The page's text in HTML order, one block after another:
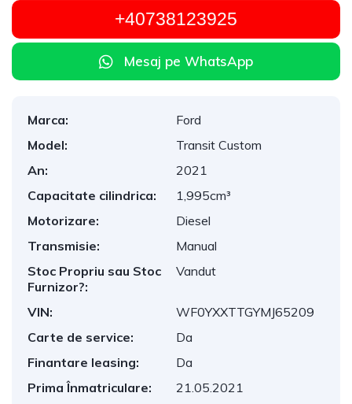
+40738123925
Mesaj pe WhatsApp
Marca:
Ford
Model:
Transit Custom
An:
2021
Capacitate cilindrica:
1,995cm³
Motorizare:
Diesel
Transmisie:
Manual
Stoc Propriu sau Stoc
Furnizor?:
Vandut
VIN:
WF0YXXTTGYMJ65209
Carte de service:
Da
Finantare leasing:
Da
Prima Înmatriculare:
21.05.2021